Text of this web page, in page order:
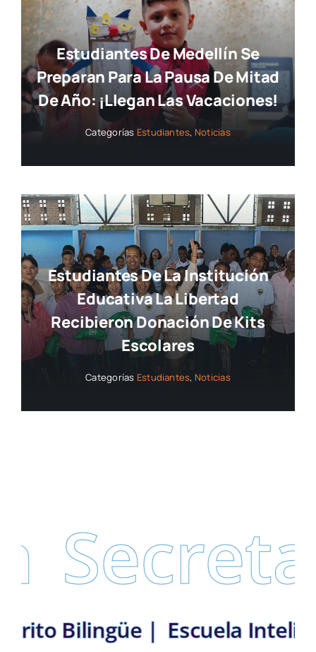
Estudiantes De Medellín Se
Preparan Para La Pausa De Mitad
De Año: ¡llegan Las Vacaciones!
Categorías Estudiantes, Noticias
Estudiantes De La Institución
Educativa La Libertad
Recibieron Donación De Kits
Escolares
Categorías Estudiantes, Noticias
Escuela
Distrito Bilingüe |